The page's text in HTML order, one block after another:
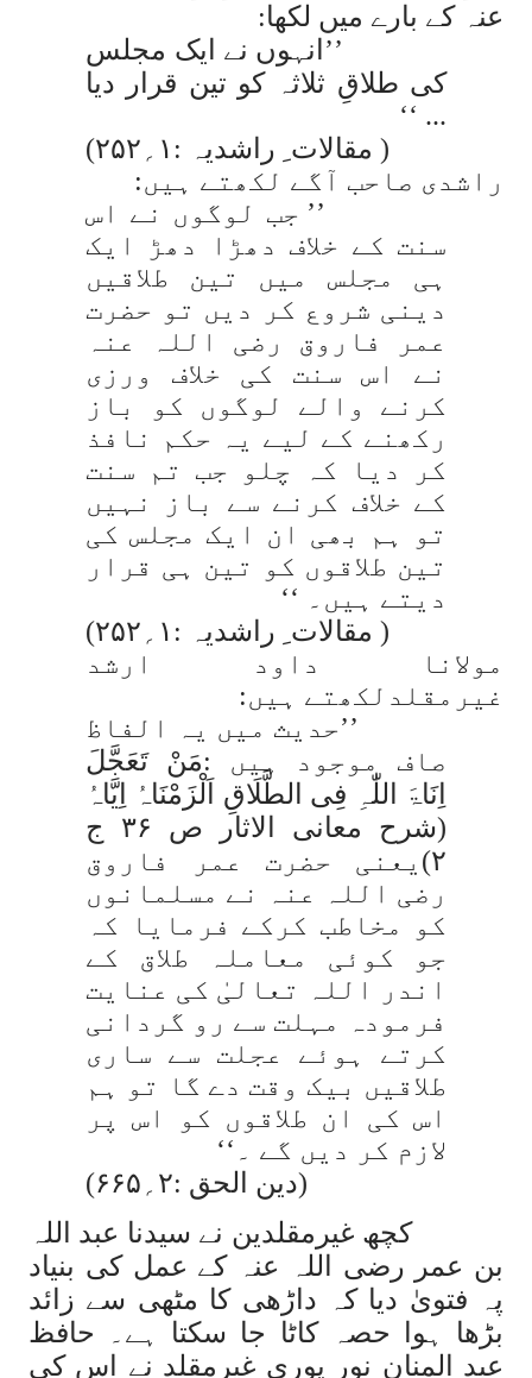
عنہ کے بارے میں لکھا:
’’انہوں نے ایک مجلس
کی طلاقِ ثلاثہ کو تین قرار دیا
... ‘‘
( مقالات ِ راشدیہ :۱؍۲۵۲)
راشدی صاحب آگے لکھتے ہیں:
’’ جب لوگوں نے اس
سنت کے خلاف دھڑا دھڑ ایک
ہی مجلس میں تین طلاقیں
دینی شروع کر دیں تو حضرت
عمر فاروق رضی اللہ عنہ
نے اس سنت کی خلاف ورزی
کرنے والے لوگوں کو باز
رکھنے کے لیے یہ حکم نافذ
کر دیا کہ چلو جب تم سنت
کے خلاف کرنے سے باز نہیں
تو ہم بھی ان ایک مجلس کی
تین طلاقوں کو تین ہی قرار
دیتے ہیں۔ ‘‘
( مقالات ِ راشدیہ :۱؍۲۵۲)
مولانا داود ارشد
غیرمقلدلکھتے ہیں:
’’حدیث میں یہ الفاظ
صاف موجود ہیں :مَنْ تَعَجَّلَ
اِنَاۃَ اللّٰہِ فِی الطَّلَاقِ اَلْزَمْنَاہُ اِیَّاہُ
(شرح معانی الاثار ص ۳۶ ج
۲)یعنی حضرت عمر فاروق
رضی اللہ عنہ نے مسلمانوں
کو مخاطب کرکے فرمایا کہ
جو کوئی معاملہ طلاق کے
اندر اللہ تعالیٰ کی عنایت
فرمودہ مہلت سے رو گردانی
کرتے ہوئے عجلت سے ساری
طلاقیں بیک وقت دے گا تو ہم
اس کی ان طلاقوں کو اس پر
لازم کر دیں گے ۔‘‘
(دین الحق :۲؍۶۶۵)
کچھ غیرمقلدین نے سیدنا عبد اللہ
بن عمر رضی اللہ عنہ کے عمل کی بنیاد
پہ فتویٰ دیا کہ داڑھی کا مٹھی سے زائد
بڑھا ہوا حصہ کاٹا جا سکتا ہے۔ حافظ
عبد المنان نور پوری غیرمقلد نے اس کی